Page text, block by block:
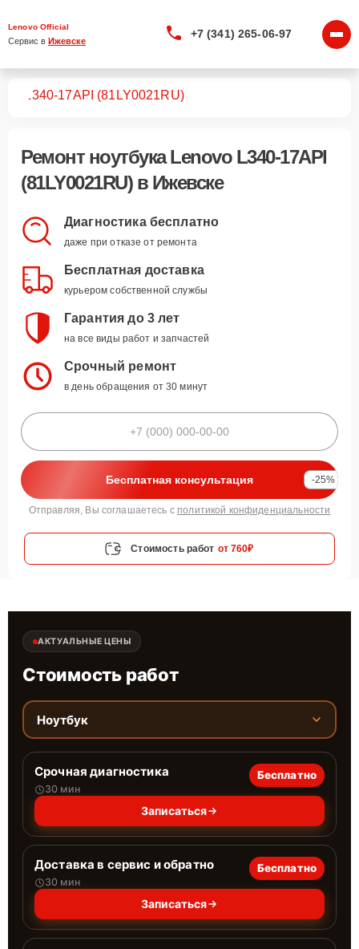
Lenovo Official
Сервис в Ижевске
+7 (341) 265-06-97
L340-17API (81LY0021RU)
Ремонт ноутбука Lenovo L340-17API
(81LY0021RU)в Ижевске
Диагностика бесплатно
даже при отказе от ремонта
Бесплатная доставка
курьером собственной службы
Гарантия до 3 лет
на все виды работ и запчастей
Срочный ремонт
в день обращения от 30 минут
Бесплатная консультация -25%
Отправляя, Вы соглашаетесь с политикой конфиденциальности
Стоимость работ от 760₽
АКТУАЛЬНЫЕ ЦЕНЫ
Стоимость работ
Ноутбук
Срочная диагностика
30 мин
Бесплатно
Записаться
Доставка в сервис и обратно
30 мин
Бесплатно
Записаться